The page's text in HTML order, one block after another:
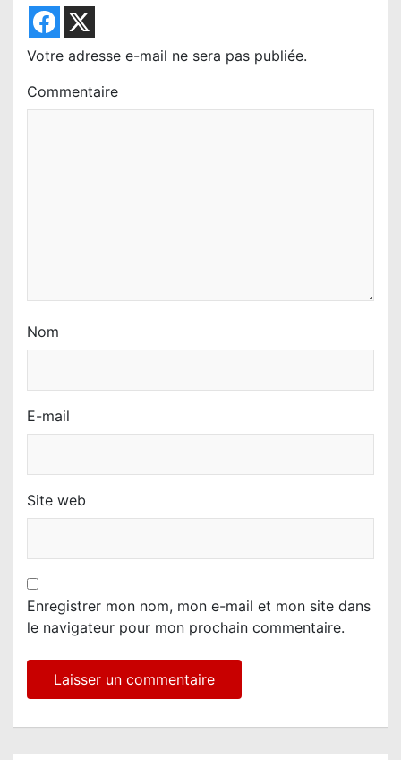
Votre adresse e-mail ne sera pas publiée.
Commentaire
Nom
E-mail
Site web
Enregistrer mon nom, mon e-mail et mon site dans
le navigateur pour mon prochain commentaire.